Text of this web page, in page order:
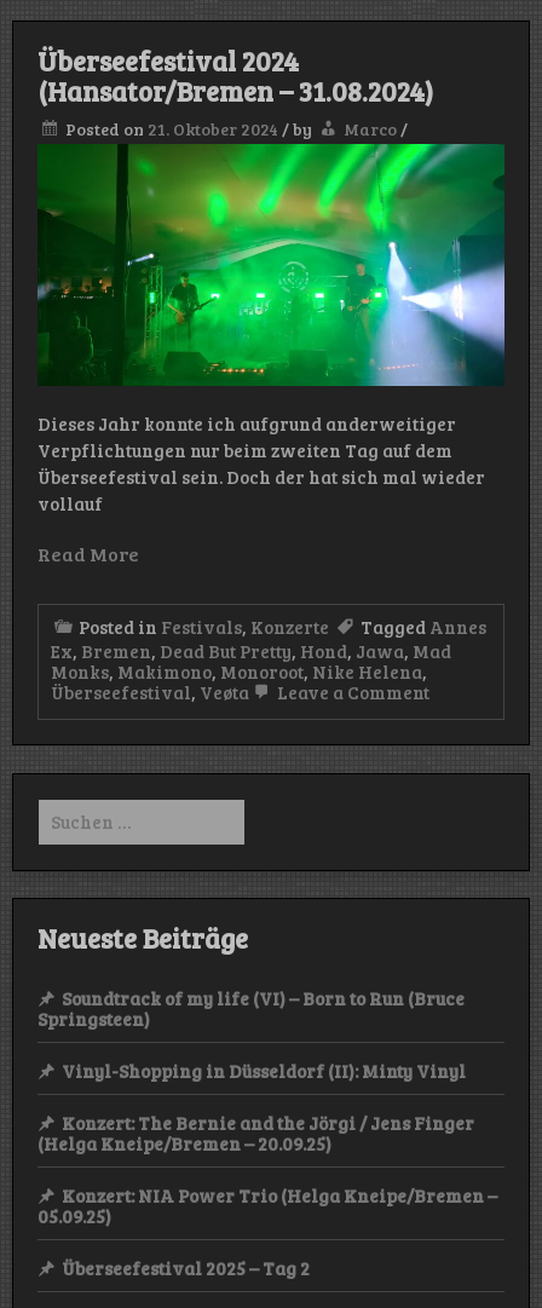
Überseefestival 2024
(Hansator/Bremen – 31.08.2024)
Posted on 21. Oktober 2024 /by Marco/
Dieses Jahr konnte ich aufgrund anderweitiger
Verpflichtungen nur beim zweiten Tag auf dem
Überseefestival sein. Doch der hat sich mal wieder
vollauf
Read More
Posted in Festivals, Konzerte Tagged Annes
Ex, Bremen, Dead But Pretty, Hond, Jawa, Mad
Monks, Makimono, Monoroot, Nike Helena,
Überseefestival, Veøta Leave a Commenton
(Hansator/
–
Suchen
nach:
Neueste Beiträge
Soundtrack of my life (VI) – Born to Run (Bruce
Springsteen)
Vinyl-Shopping in Düsseldorf (II): Minty Vinyl
Konzert: The Bernie and the Jörgi / Jens Finger
(Helga Kneipe/Bremen – 20.09.25)
Konzert: NIA Power Trio (Helga Kneipe/Bremen –
05.09.25)
Überseefestival 2025 – Tag 2